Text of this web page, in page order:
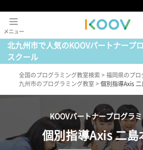
北九州市で人気のKOOVパートナープ
スクール
全国のプログラミング教室検索 > 福岡県のプロ
九州市のプログラミング教室 > 個別指導Axis 二
KOOVパートナープログラ
個別指導Axis 二島